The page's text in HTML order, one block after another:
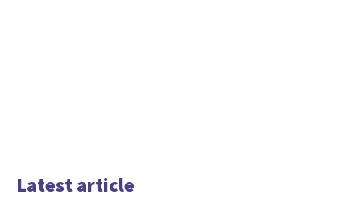
Latest article